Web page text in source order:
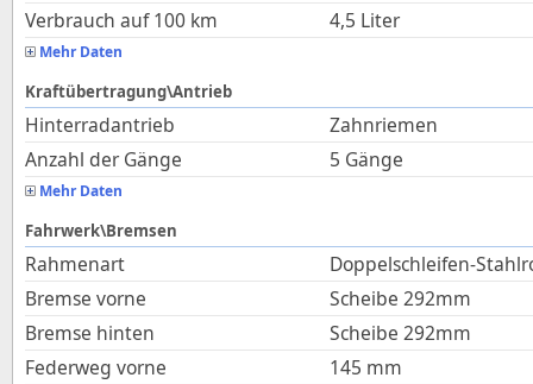
Verbrauch auf 100 km
4,5 Liter
Mehr Daten
Kraftübertragung\Antrieb
Hinterradantrieb
Zahnriemen
Anzahl der Gänge
5 Gänge
Mehr Daten
Fahrwerk\Bremsen
Rahmenart
Doppelschleifen-
Bremse vorne
Scheibe 292mm
Bremse hinten
Scheibe 292mm
Federweg vorne
145 mm